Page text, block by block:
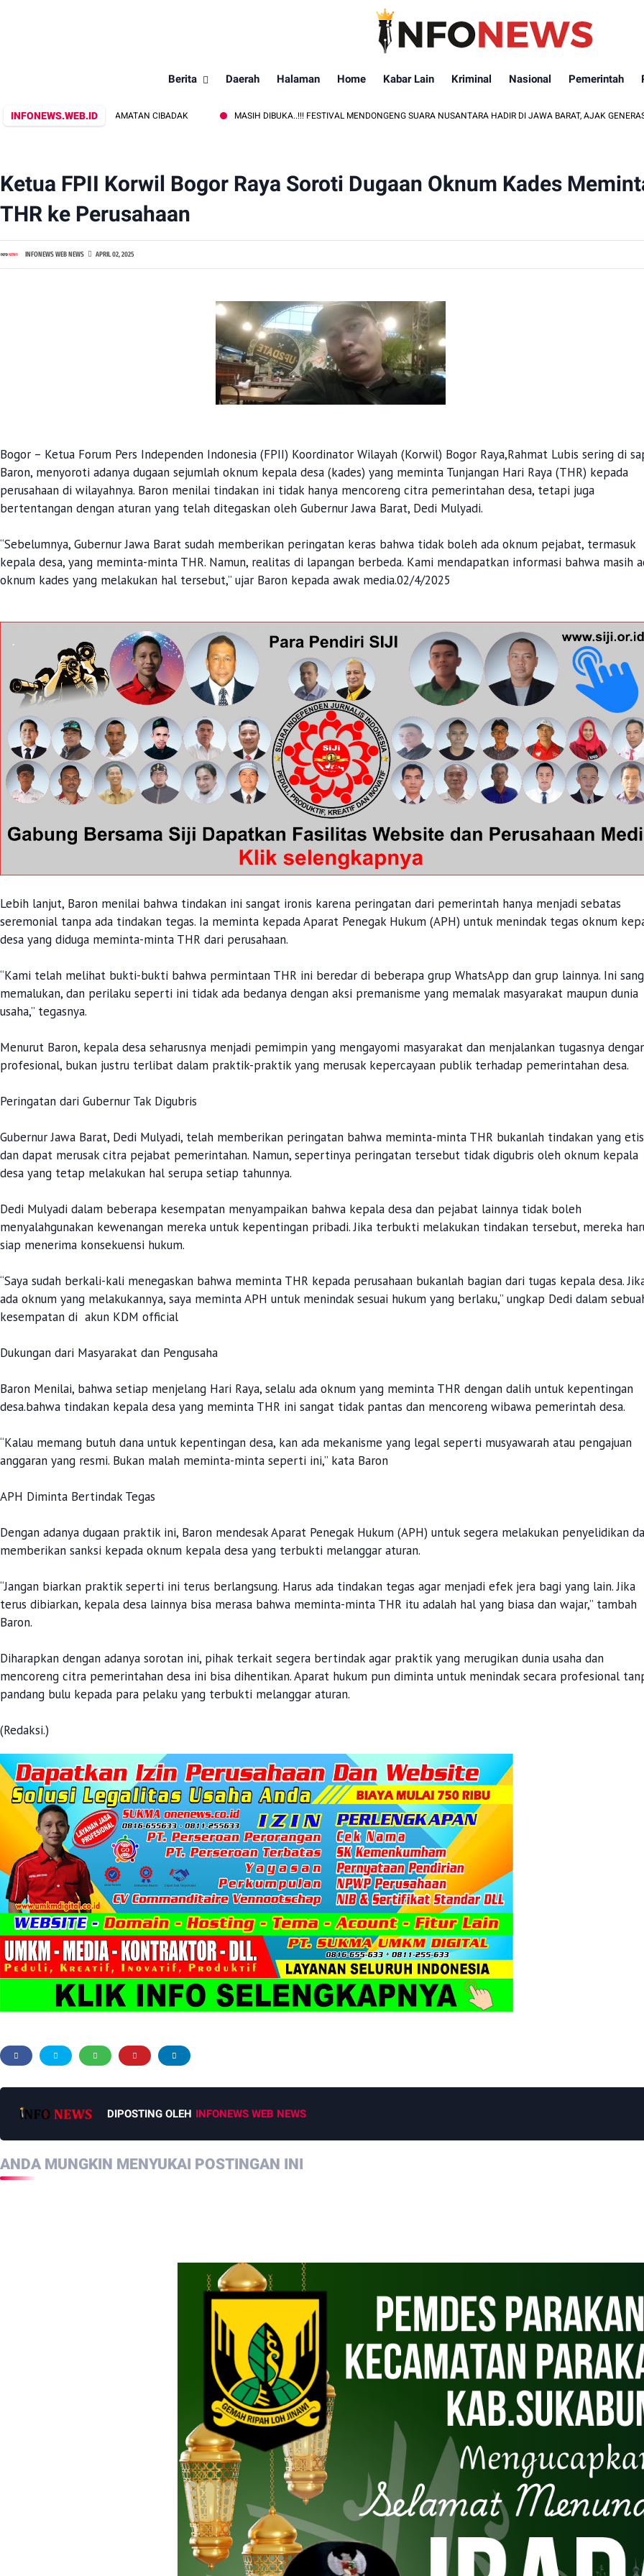
Berita Daerah Halaman Home Kabar Lain Kriminal Nasional Pemerintah
INFONEWS.WEB.ID
PP KECAMATAN CIBADAK MASIH DIBUKA..!!! FESTIVAL MENDONGENG SUARA NUSANTARA HADIR DI JAWA BARAT, AJAK GENERASI MUDA
Ketua FPII Korwil Bogor Raya Soroti Dugaan Oknum Kades
THR ke Perusahaan
INFONEWS WEB NEWS APRIL 02, 2025
Bogor – Ketua Forum Pers Independen Indonesia (FPII) Koordinator Wilayah (Korwil) Bogor Raya,Rahmat Lubis sering di
Baron, menyoroti adanya dugaan sejumlah oknum kepala desa (kades) yang meminta Tunjangan Hari Raya (THR) kepada
perusahaan di wilayahnya. Baron menilai tindakan ini tidak hanya mencoreng citra pemerintahan desa, tetapi juga
bertentangan dengan aturan yang telah ditegaskan oleh Gubernur Jawa Barat, Dedi Mulyadi.
“Sebelumnya, Gubernur Jawa Barat sudah memberikan peringatan keras bahwa tidak boleh ada oknum pejabat, termasuk
kepala desa, yang meminta-minta THR. Namun, realitas di lapangan berbeda. Kami mendapatkan informasi bahwa masih
oknum kades yang melakukan hal tersebut,” ujar Baron kepada awak media.02/4/2025
Lebih lanjut, Baron menilai bahwa tindakan ini sangat ironis karena peringatan dari pemerintah hanya menjadi sebatas
seremonial tanpa ada tindakan tegas. Ia meminta kepada Aparat Penegak Hukum (APH) untuk menindak tegas oknum
desa yang diduga meminta-minta THR dari perusahaan.
“Kami telah melihat bukti-bukti bahwa permintaan THR ini beredar di beberapa grup WhatsApp dan grup lainnya. Ini
memalukan, dan perilaku seperti ini tidak ada bedanya dengan aksi premanisme yang memalak masyarakat maupun dunia
usaha,” tegasnya.
Menurut Baron, kepala desa seharusnya menjadi pemimpin yang mengayomi masyarakat dan menjalankan tugasnya
profesional, bukan justru terlibat dalam praktik-praktik yang merusak kepercayaan publik terhadap pemerintahan desa.
Peringatan dari Gubernur Tak Digubris
Gubernur Jawa Barat, Dedi Mulyadi, telah memberikan peringatan bahwa meminta-minta THR bukanlah tindakan yang etis
dan dapat merusak citra pejabat pemerintahan. Namun, sepertinya peringatan tersebut tidak digubris oleh oknum kepala
desa yang tetap melakukan hal serupa setiap tahunnya.
Dedi Mulyadi dalam beberapa kesempatan menyampaikan bahwa kepala desa dan pejabat lainnya tidak boleh
menyalahgunakan kewenangan mereka untuk kepentingan pribadi. Jika terbukti melakukan tindakan tersebut, mereka
siap menerima konsekuensi hukum.
“Saya sudah berkali-kali menegaskan bahwa meminta THR kepada perusahaan bukanlah bagian dari tugas kepala desa.
ada oknum yang melakukannya, saya meminta APH untuk menindak sesuai hukum yang berlaku,” ungkap Dedi dalam
kesempatan di akun KDM official
Dukungan dari Masyarakat dan Pengusaha
Baron Menilai, bahwa setiap menjelang Hari Raya, selalu ada oknum yang meminta THR dengan dalih untuk kepentingan
desa.bahwa tindakan kepala desa yang meminta THR ini sangat tidak pantas dan mencoreng wibawa pemerintah desa.
“Kalau memang butuh dana untuk kepentingan desa, kan ada mekanisme yang legal seperti musyawarah atau pengajuan
anggaran yang resmi. Bukan malah meminta-minta seperti ini,” kata Baron
APH Diminta Bertindak Tegas
Dengan adanya dugaan praktik ini, Baron mendesak Aparat Penegak Hukum (APH) untuk segera melakukan penyelidikan
memberikan sanksi kepada oknum kepala desa yang terbukti melanggar aturan.
“Jangan biarkan praktik seperti ini terus berlangsung. Harus ada tindakan tegas agar menjadi efek jera bagi yang lain. Jika
terus dibiarkan, kepala desa lainnya bisa merasa bahwa meminta-minta THR itu adalah hal yang biasa dan wajar,” tambah
Baron.
Diharapkan dengan adanya sorotan ini, pihak terkait segera bertindak agar praktik yang merugikan dunia usaha dan
mencoreng citra pemerintahan desa ini bisa dihentikan. Aparat hukum pun diminta untuk menindak secara profesional
pandang bulu kepada para pelaku yang terbukti melanggar aturan.
(Redaksi.)
DIPOSTING OLEH INFONEWS WEB NEWS
ANDA MUNGKIN MENYUKAI POSTINGAN INI